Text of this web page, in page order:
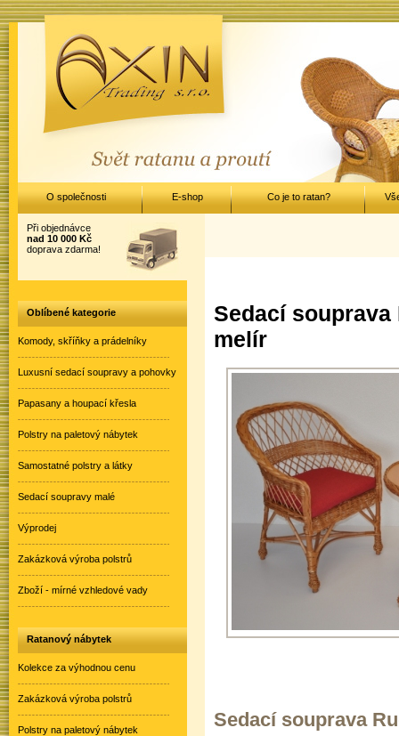
Sedací
melír
Sedací souprava
Při objednávce
nad 10 000 Kč
doprava zdarma!
Oblíbené kategorie
Komody, skříňky a prádelníky
Luxusní sedací soupravy a pohovky
Papasany a houpací křesla
Polstry na paletový nábytek
Samostatné polstry a látky
Sedací soupravy malé
Výprodej
Zakázková výroba polstrů
Zboží - mírné vzhledové vady
Ratanový nábytek
Kolekce za výhodnou cenu
Zakázková výroba polstrů
Polstry na paletový nábytek
O společnosti E-shop Co je to ratan?